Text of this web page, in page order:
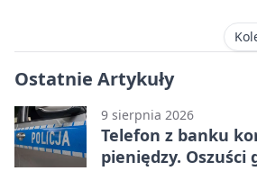
Ostatnie Artykuły
9 sierpnia 2026
Telefon z banku
pieniędzy.